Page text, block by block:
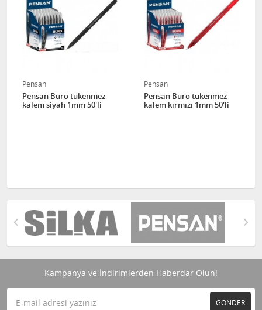
Pensan
Pensan Büro tükenmez
kalem siyah 1mm 50'li
Pensan
Pensan Büro tükenmez
kalem kırmızı 1mm 50'li
Kampanya ve İndirimlerden Haberdar Olun!
GÖNDER